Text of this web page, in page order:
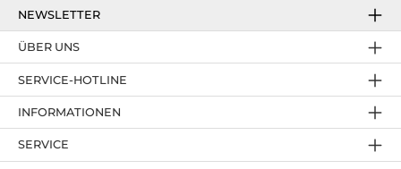
NEWSLETTER
SERVICE-HOTLINE
ÜBER UNS
INFORMATIONEN
SERVICE